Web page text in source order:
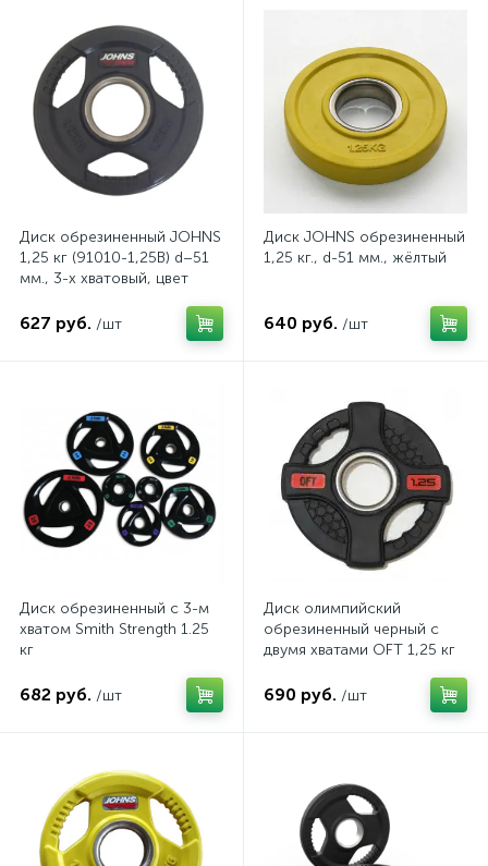
Диск обрезиненный JOHNS
1,25 кг (91010-1,25B) d–51
мм., 3-х хватовый, цвет
627 руб. /шт
Диск JOHNS обрезиненный
1,25 кг., d-51 мм., жёлтый
640 руб. /шт
Диск обрезиненный c 3-м
хватом Smith Strength 1.25
кг
682 руб. /шт
Диск олимпийский
обрезиненный черный с
двумя хватами OFT 1,25 кг
690 руб. /шт